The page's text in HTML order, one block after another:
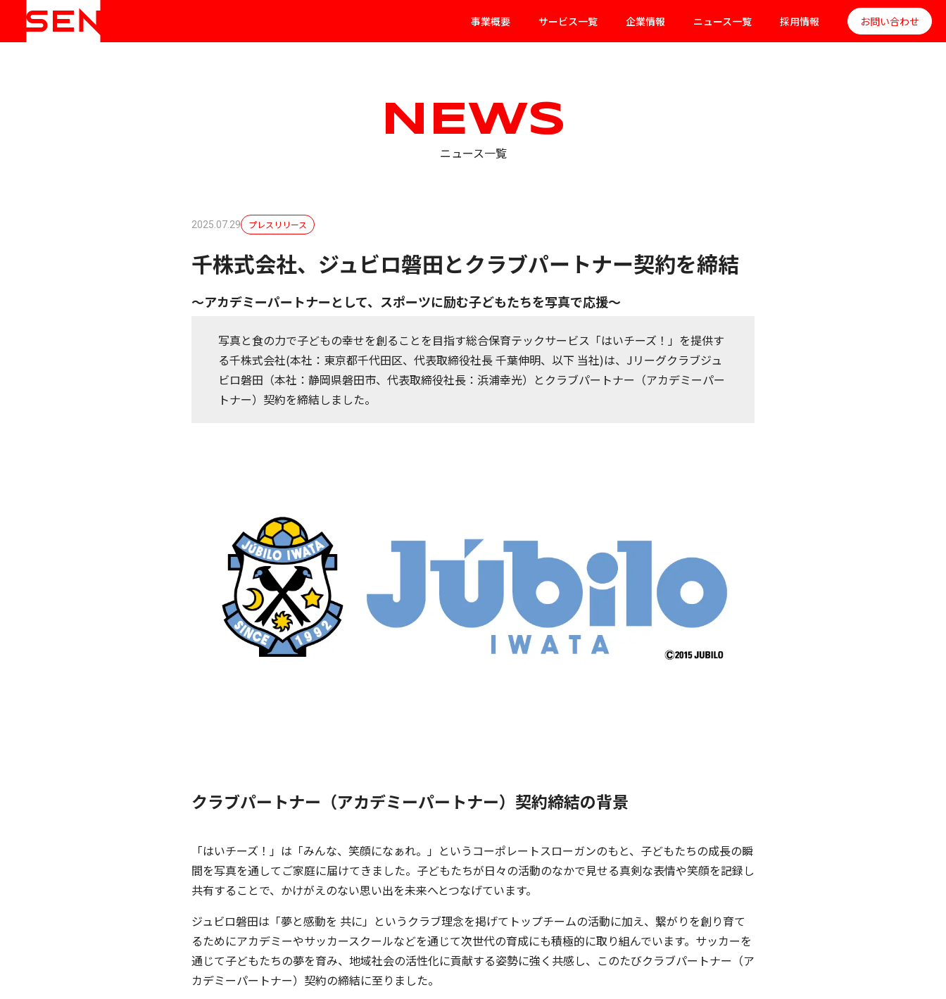
事業概要 サービス一覧 企業情報 ニュース一覧 採用情報 お問い合わせ
NEWS
ニュース一覧
2025.07.29 プレスリリース
千株式会社、ジュビロ磐田とクラブパートナー契約を締結
～アカデミーパートナーとして、スポーツに励む子どもたちを写真で応援～
写真と食の力で子どもの幸せを創ることを目指す総合保育テックサービス「はいチーズ！」を提供す
る千株式会社(本社：東京都千代田区、代表取締役社長 千葉伸明、以下 当社)は、Jリーグクラブジュ
ビロ磐田（本社：静岡県磐田市、代表取締役社長：浜浦幸光）とクラブパートナー（アカデミーパー
トナー）契約を締結しました。
クラブパートナー（アカデミーパートナー）契約締結の背景
「はいチーズ！」は「みんな、笑顔になぁれ。」というコーポレートスローガンのもと、子どもたちの成長の瞬
間を写真を通してご家庭に届けてきました。子どもたちが日々の活動のなかで見せる真剣な表情や笑顔を記録し
共有することで、かけがえのない思い出を未来へとつなげています。
ジュビロ磐田は「夢と感動を 共に」というクラブ理念を掲げてトップチームの活動に加え、繋がりを創り育て
るためにアカデミーやサッカースクールなどを通じて次世代の育成にも積極的に取り組んでいます。サッカーを
通じて子どもたちの夢を育み、地域社会の活性化に貢献する姿勢に強く共感し、このたびクラブパートナー（ア
カデミーパートナー）契約の締結に至りました。